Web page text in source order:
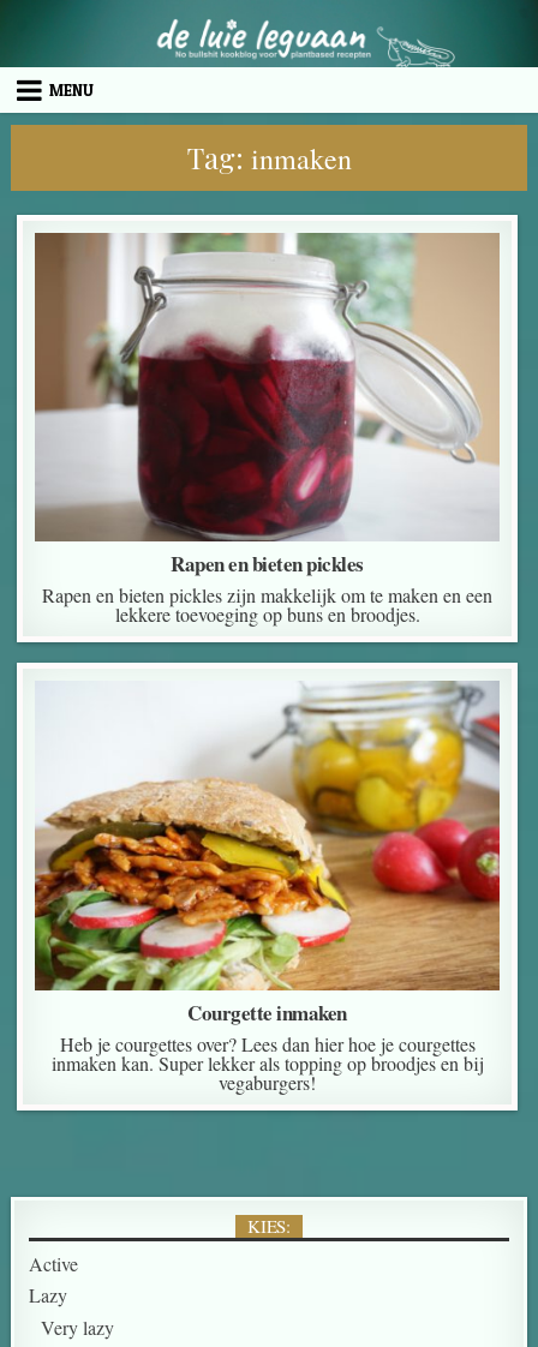
MENU
Tag: inmaken
Rapen en bieten pickles
Rapen en bieten pickles zijn makkelijk om te maken en een
lekkere toevoeging op buns en broodjes.
Courgette inmaken
Heb je courgettes over? Lees dan hier hoe je courgettes
inmaken kan. Super lekker als topping op broodjes en bij
vegaburgers!
KIES:
Active
Lazy
Very lazy